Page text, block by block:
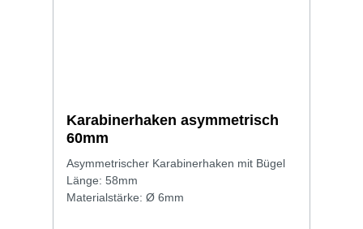
Karabinerhaken asymmetrisch
60mm
Asymmetrischer Karabinerhaken mit Bügel
Länge: 58mm
Materialstärke: Ø 6mm